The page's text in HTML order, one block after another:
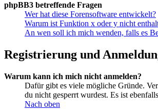
phpBB3 betreffende Fragen
Wer hat diese Forensoftware entwickelt?
Warum ist Funktion x oder y nicht
An wen soll ich mich wenden, falls es
Registrierung und
Warum kann ich mich nicht anmelden?
Dafür gibt es viele mögliche Gründe.
du nicht gesperrt wurdest. Es ist
Nach oben